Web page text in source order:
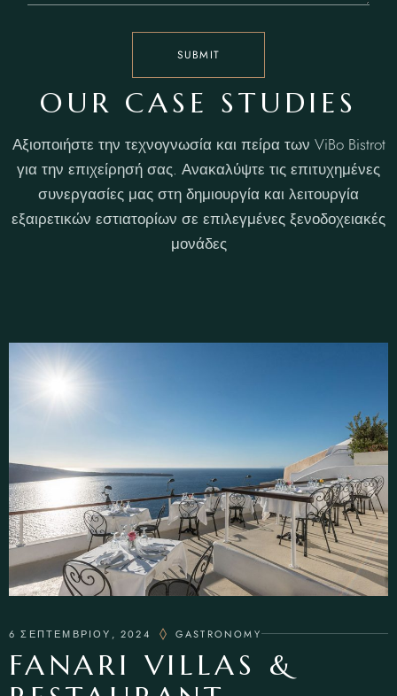
SUBMIT
OUR CASE STUDIES
Αξιοποιήστε την τεχνογνωσία και πείρα των ViBo Bistrot
για την επιχείρησή σας. Ανακαλύψτε τις επιτυχημένες
συνεργασίες μας στη δημιουργία και λειτουργία
εξαιρετικών εστιατορίων σε επιλεγμένες ξενοδοχειακές
μονάδες
6 ΣΕΠΤΕΜΒΡΙΟΥ, 2024 GASTRONOMY
FANARI VILLAS &